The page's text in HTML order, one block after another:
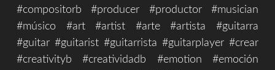
#compositorb #producer #productor #musician
#músico #art #artist #arte #artista #guitarra
#guitar #guitarist #guitarrista #guitarplayer #crear
#creativityb #creatividadb #emotion #emoción